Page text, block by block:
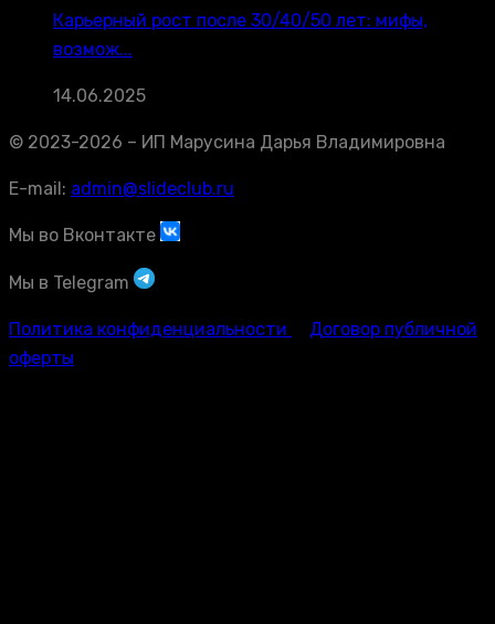
Карьерный рост после 30/40/50 лет: мифы,
возмож...
14.06.2025
© 2023-2026 – ИП Марусина Дарья Владимировна
E-mail: admin@slideclub.ru
Мы во Вконтакте
Мы в Telegram
Политика конфиденциальности
Договор публичной
оферты